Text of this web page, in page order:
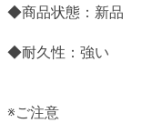
◆商品状態：新品
◆耐久性：強い
※ご注意